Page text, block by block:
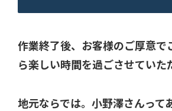
作業終了後、お客様のご厚意
ら楽しい時間を過ごさせていた
地元ならでは。小野澤さんって